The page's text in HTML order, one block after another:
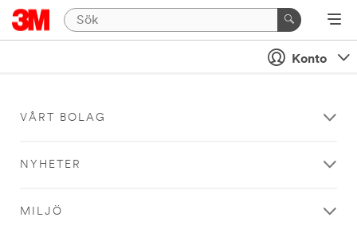
Konto
VÅRT BOLAG
NYHETER
MILJÖ